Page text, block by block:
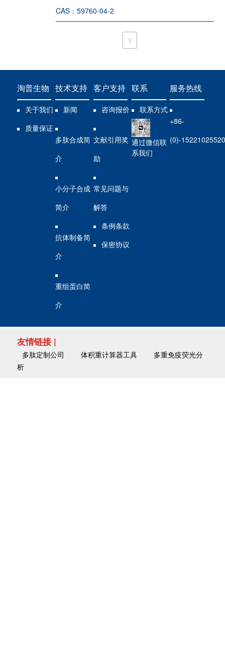
CAS：59760-04-2
1
淘普生物
关于我们
质量保证
技术支持
新闻
多肽合成简
介
小分子合成
简介
抗体制备简
介
重组蛋白简
介
客户支持
咨询报价
文献引用奖
励
常见问题与
解答
条例条款
保密协议
联系
联系方式
通过微信联
系我们
服务热线
+86-
(0)-
友情链接 |
多肽定制公司 体积重计算器工具 多重免疫荧光分
析